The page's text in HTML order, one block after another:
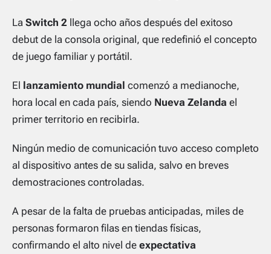
La Switch 2 llega ocho años después del exitoso
debut de la consola original, que redefinió el concepto
de juego familiar y portátil.
El lanzamiento mundial comenzó a medianoche,
hora local en cada país, siendo Nueva Zelanda el
primer territorio en recibirla.
Ningún medio de comunicación tuvo acceso completo
al dispositivo antes de su salida, salvo en breves
demostraciones controladas.
A pesar de la falta de pruebas anticipadas, miles de
personas formaron filas en tiendas físicas,
confirmando el alto nivel de expectativa